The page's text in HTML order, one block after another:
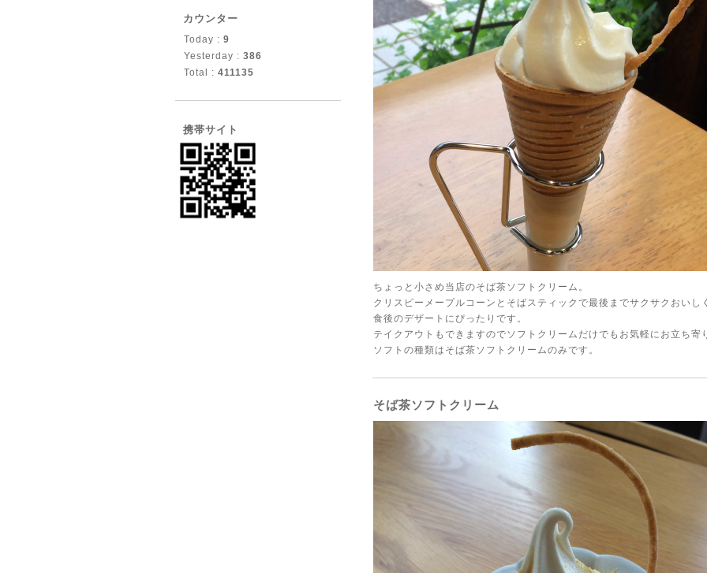
ちょっと小さめ当店のそば茶ソフトクリーム。
クリスピーメープルコーンとそばスティックで最後までサクサクおいし
食後のデザートにぴったりです。
テイクアウトもできますのでソフトクリームだけでもお気軽にお立ち寄
ソフトの種類はそば茶ソフトクリームのみです。
そば茶ソフトクリーム
カウンター
Today : 9
Yesterday : 386
Total : 411135
携帯サイト